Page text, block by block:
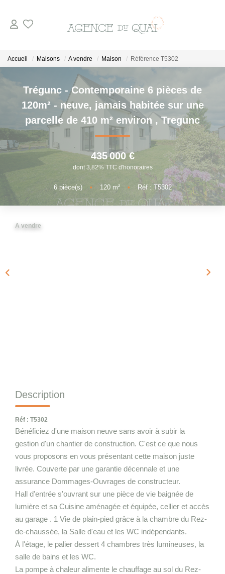
A La Vente
En Viager
A La Location
NOTRE AGENCE
Accueil Maisons A vendre Maison Référence T5302
Trégunc - Contemporaine 6 pièces de
120m² - neuve, jamais habitée sur une
parcelle de 410 m² environ ,Tregunc
435 000 €
dont 3,82% TTC d'honoraires
6pièce(s) • 120m² • Réf : T5302
A vendre
Description
Réf : T5302
Bénéficiez d'une maison neuve sans avoir à subir la
gestion d'un chantier de construction. C'est ce que nous
vous proposons en vous présentant cette maison juste
livrée. Couverte par une garantie décennale et une
assurance Dommages-Ouvrages de constructeur.
Hall d'entrée s'ouvrant sur une pièce de vie baignée de
lumière et sa Cuisine aménagée et équipée, cellier et accès
au garage . 1 Vie de plain-pied grâce à la chambre du Rez-
de-chaussée, la Salle d'eau et les WC indépendants.
À l'étage, le palier dessert 4 chambres très lumineuses, la
salle de bains et les WC.
La pompe à chaleur alimente le chauffage au sol du Rez-